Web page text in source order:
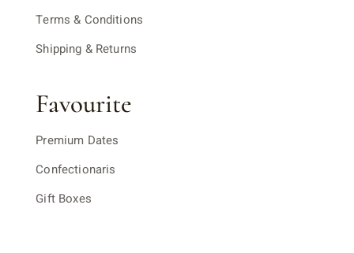
Terms & Conditions
Shipping & Returns
Favourite
Premium Dates
Confectionaris
Gift Boxes